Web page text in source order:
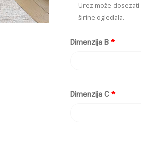
Urez može dosezati
širine ogledala.
*
Dimenzija B
*
Dimenzija C